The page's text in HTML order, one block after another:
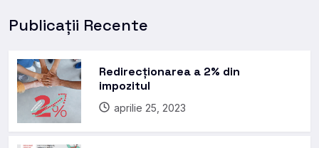
Publicații Recente
Redirecționarea a 2% din
impozitul
aprilie 25, 2023